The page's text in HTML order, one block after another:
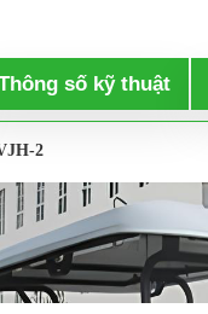
số kỹ thuật
2